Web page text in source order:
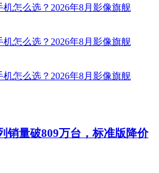
销量破809万台，标准版降价